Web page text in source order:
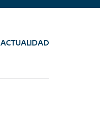
ACTUALIDAD